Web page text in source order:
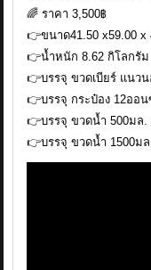
🌈 ราคา 3,500฿
👉ขนาด41.50 x59.00 x
👉น้ำหนัก 8.62 กิโลกรัม
👉บรรจุ ขวดเบียร์ แนว
👉บรรจุ กระป๋อง 12ออ
👉บรรจุ ขวดน้ำ 500มล.
👉บรรจุ ขวดน้ำ 1500ม